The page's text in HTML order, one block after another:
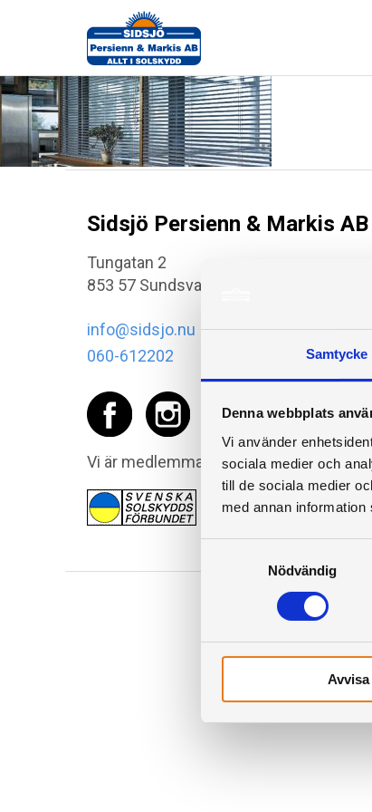
Samtycke
Denna webbplats
Vi använder
sociala medier och
till de sociala medier
med annan
Nödvändig
Avvisa
Sidsjö Persienn & Markis AB
Tungatan 2
853 57 Sundsvall
info@sidsjo.nu
060-612202
Vi är medlemmar i Svenska